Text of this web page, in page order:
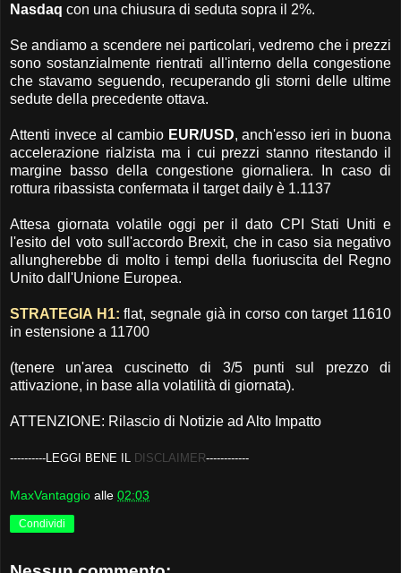
Nasdaq con una chiusura di seduta sopra il 2%.
Se andiamo a scendere nei particolari, vedremo che i prezzi
sono sostanzialmente rientrati all'interno della congestione
che stavamo seguendo, recuperando gli storni delle ultime
sedute della precedente ottava.
Attenti invece al cambio EUR/USD, anch'esso ieri in buona
accelerazione rialzista ma i cui prezzi stanno ritestando il
margine basso della congestione giornaliera. In caso di
rottura ribassista confermata il target daily è 1.1137
Attesa giornata volatile oggi per il dato CPI Stati Uniti e
l'esito del voto sull'accordo Brexit, che in caso sia negativo
allungherebbe di molto i tempi della fuoriuscita del Regno
Unito dall'Unione Europea.
STRATEGIA H1: flat, segnale già in corso con target 11610
in estensione a 11700
(tenere un'area cuscinetto di 3/5 punti sul prezzo di
attivazione, in base alla volatilità di giornata).
ATTENZIONE: Rilascio di Notizie ad Alto Impatto
----------LEGGI BENE IL DISCLAIMER------------
MaxVantaggio alle 02:03
Condividi